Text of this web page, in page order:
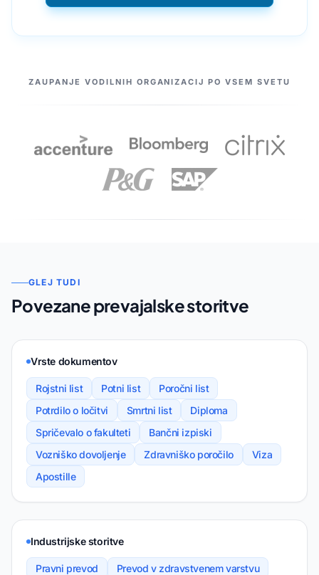
NAŠI PARTNERJI
ZAUPANJE VODILNIH ORGANIZACIJ PO VSEM SVETU
GLEJ TUDI
Povezane prevajalske storitve
Vrste dokumentov
Rojstni list Potni list
Poročni list
Potrdilo o ločitvi
Smrtni list
Diploma
Spričevalo o fakulteti
Bančni izpiski
Vozniško dovoljenje
Zdravniško poročilo
Viza
Apostille
Industrijske storitve
Pravni prevod
Prevod v zdravstvenem varstvu